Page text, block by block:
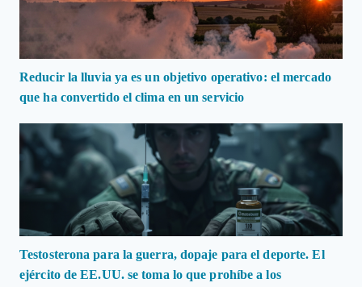
Reducir la lluvia ya es un objetivo operativo: el mercado
que ha convertido el clima en un servicio
Testosterona para la guerra, dopaje para el deporte. El
ejército de EE.UU. se toma lo que prohíbe a los